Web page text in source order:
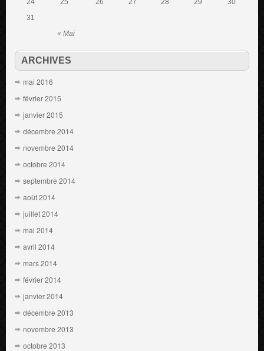
« Mai
31
ARCHIVES
mai 2016
février 2015
janvier 2015
décembre 2014
novembre 2014
octobre 2014
septembre 2014
août 2014
juillet 2014
mai 2014
avril 2014
mars 2014
février 2014
janvier 2014
décembre 2013
novembre 2013
octobre 2013